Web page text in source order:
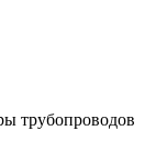
трубопроводов